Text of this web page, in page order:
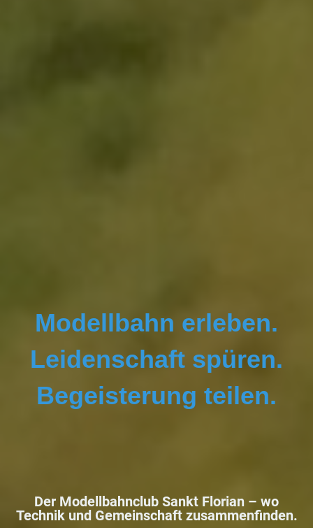
Modellbahn erleben.
Leidenschaft spüren.
Begeisterung teilen.
Der Modellbahnclub Sankt Florian – wo
Technik und Gemeinschaft zusammenfinden.